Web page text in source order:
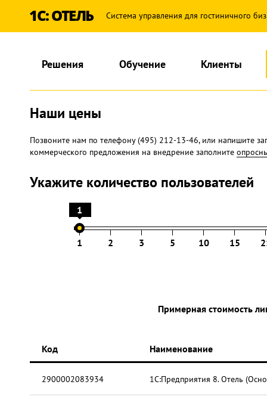
1С: ОТЕЛЬ Система управления для гостиничного
Решения Обучение Клиенты
Наши цены
Позвоните нам по телефону (495) 212-13-46, или напишите
коммерческого предложения на внедрение заполните
Укажите количество пользователей
1
1 2 3 5 10 15
Примерная стоимость
Код Наименование
2900002083934 1С:Предприятия 8. Отель